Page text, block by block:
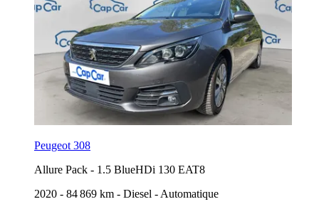
Peugeot 308
Allure Pack - 1.5 BlueHDi 130 EAT8
2020 - 84 869 km - Diesel - Automatique